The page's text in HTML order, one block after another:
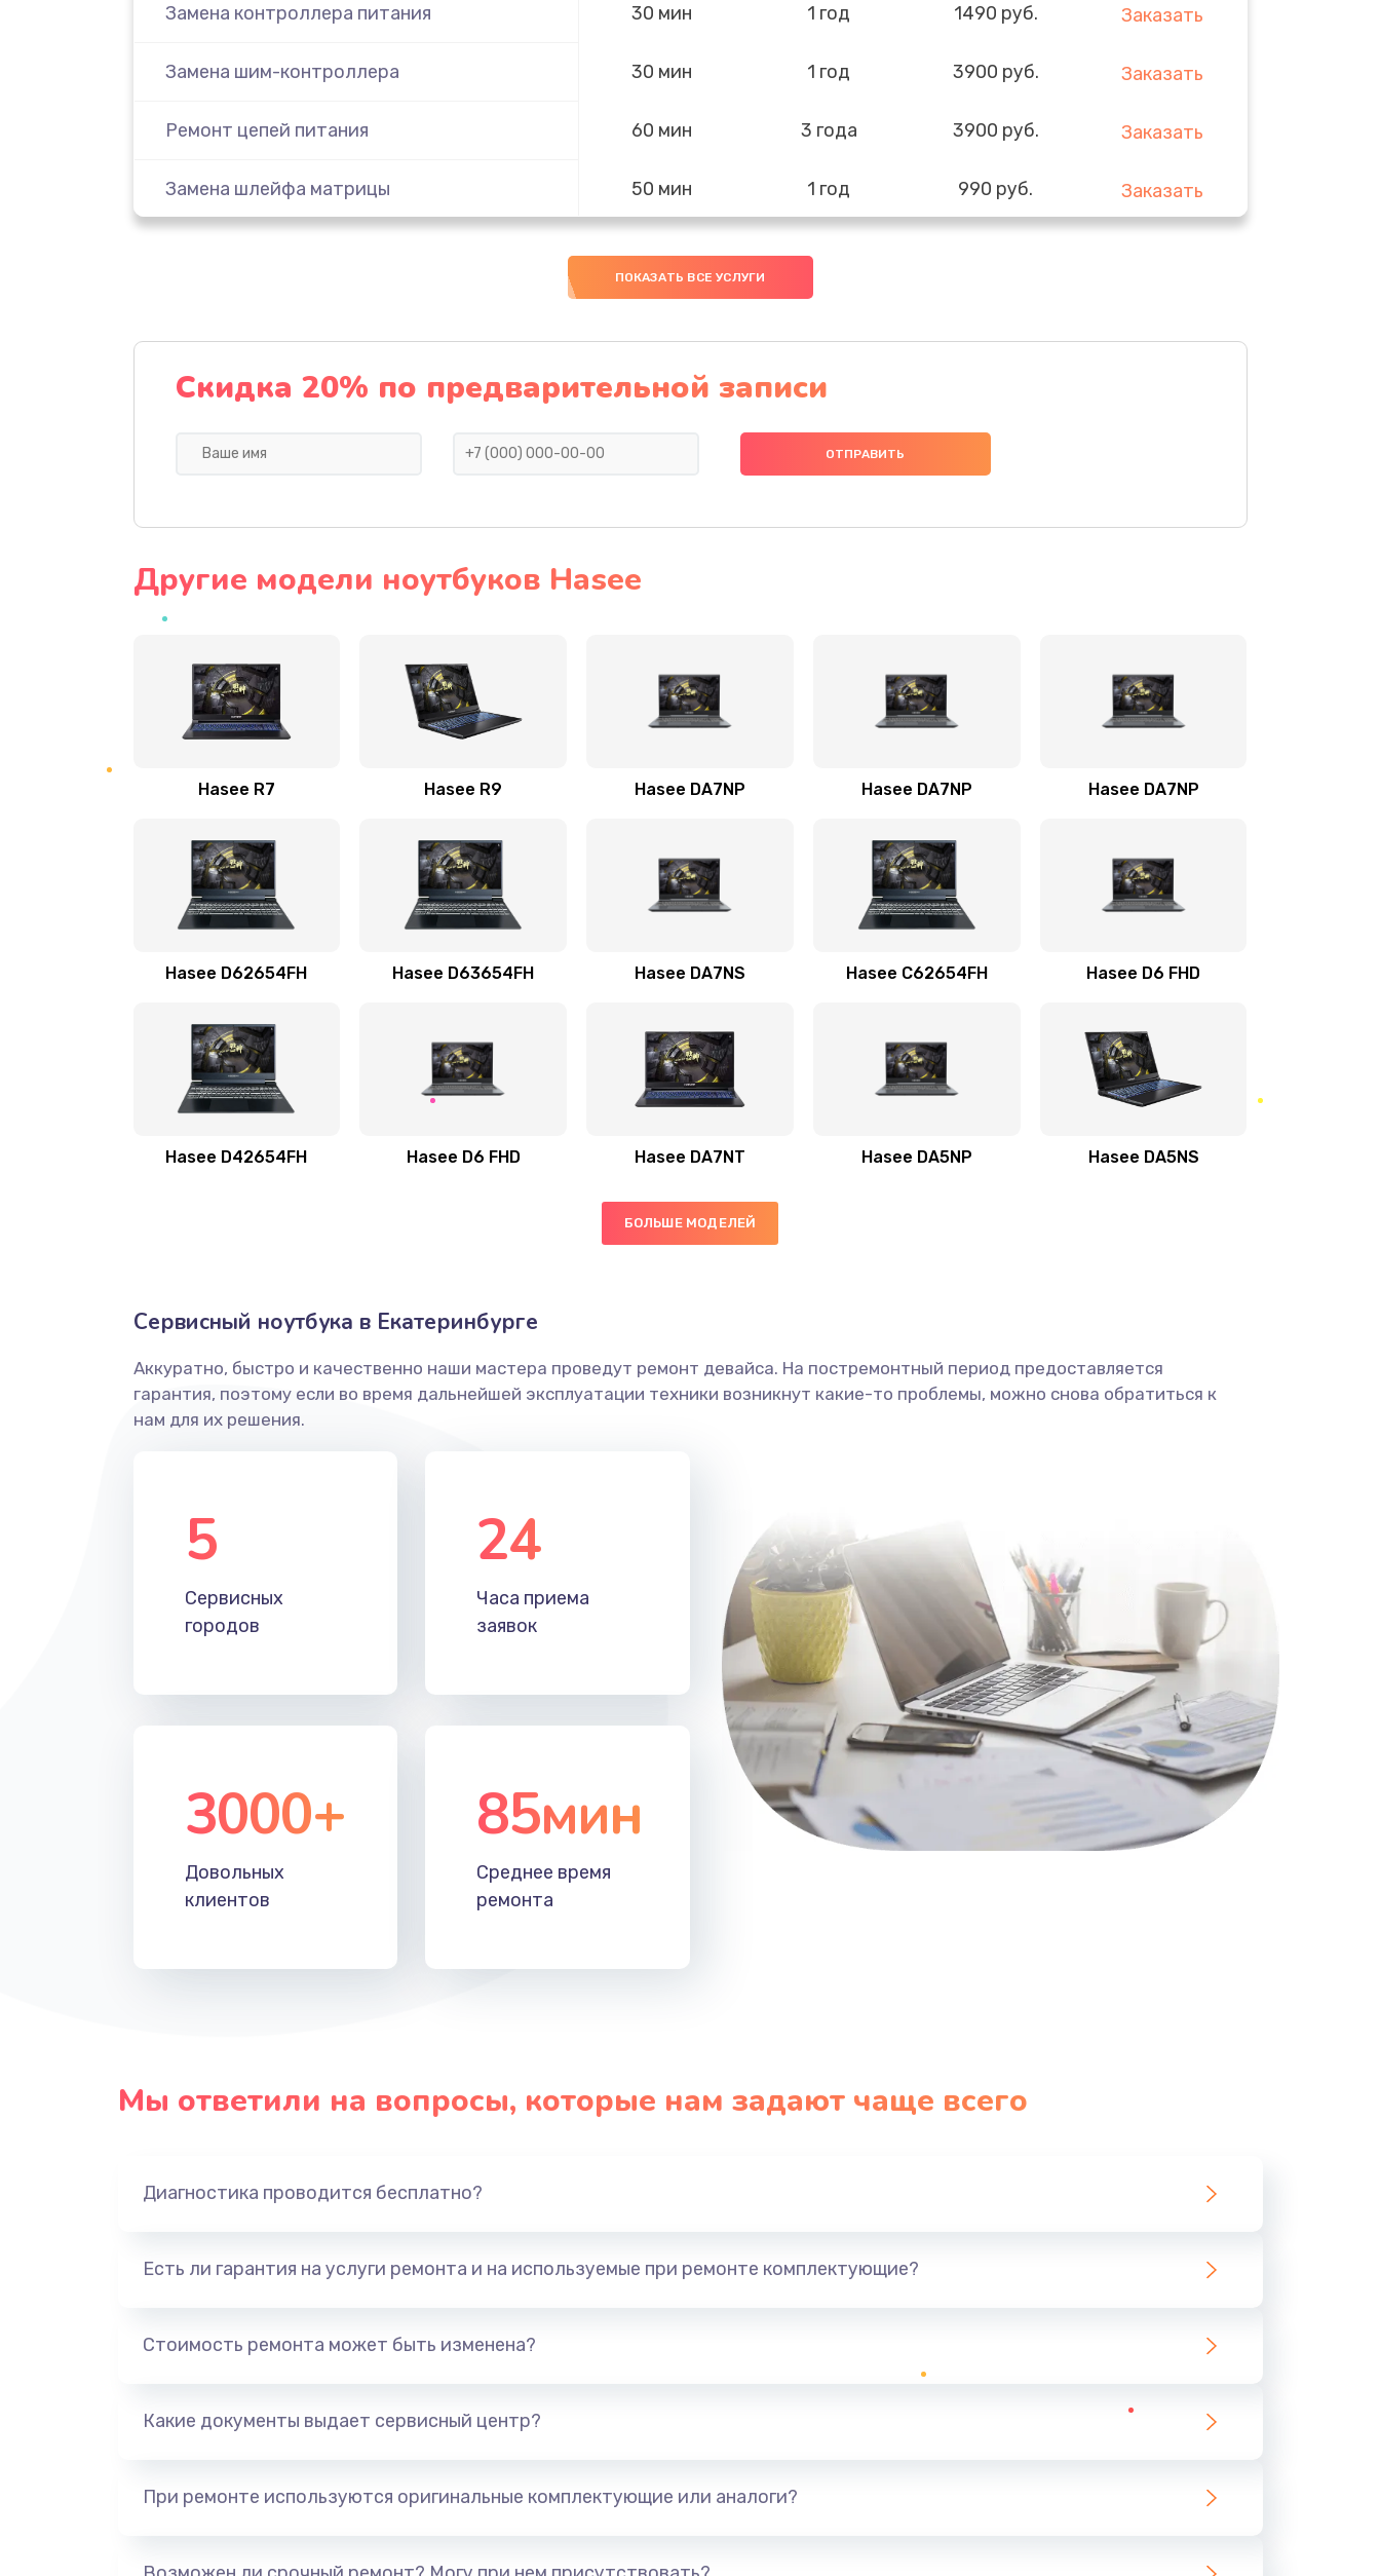
Замена контроллера питания 30 мин 1 год 1490 руб. Заказать
Замена шим-контроллера 30 мин 1 год 3900 руб. Заказать
Ремонт цепей питания 60 мин 3 года 3900 руб. Заказать
Замена шлейфа матрицы 50 мин 1 год 990 руб. Заказать
20 мин 1 год
3 года 890 руб.
Ремонт петель крышки
Замена вебкамеры 60 мин Заказать
ПОКАЗАТЬ ВСЕ УСЛУГИ
Скидка 20% по предварительной записи
Другие модели ноутбуков Hasee
Hasee R7 Hasee R9 Hasee DA7NP Hasee DA7NP Hasee DA7NP
Hasee D62654FH Hasee D63654FH Hasee DA7NS Hasee C62654FH Hasee D6 FHD
Hasee D42654FH Hasee D6 FHD Hasee DA7NT Hasee DA5NP Hasee DA5NS
БОЛЬШЕ МОДЕЛЕЙ
Сервисный ноутбука в Екатеринбурге
Аккуратно, быстро и качественно наши мастера проведут ремонт девайса. На постремонтный период предоставляется
гарантия, поэтому если во время дальнейшей эксплуатации техники возникнут какие-то проблемы, можно снова обратиться к
нам для их решения.
5
Сервисных
городов
24
Часа приема
заявок
3000+
Довольных
клиентов
85мин
Среднее время
ремонта
Мы ответили на вопросы, которые нам задают чаще всего
Диагностика проводится бесплатно?
Есть ли гарантия на услуги ремонта и на используемые при ремонте комплектующие?
Стоимость ремонта может быть изменена?
Какие документы выдает сервисный центр?
При ремонте используются оригинальные комплектующие или аналоги?